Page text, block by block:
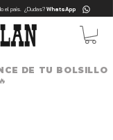
el país. ¿Dudas? WhatsApp
DE TU BOLSILLO
🔥